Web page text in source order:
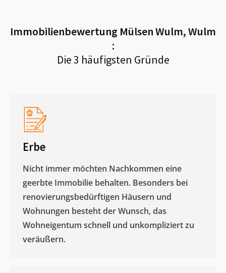
Immobilienbewertung Mülsen Wulm, Wulm
:
Die 3 häufigsten Gründe
Erbe
Nicht immer möchten Nachkommen eine
geerbte Immobilie behalten. Besonders bei
renovierungsbedürftigen Häusern und
Wohnungen besteht der Wunsch, das
Wohneigentum schnell und unkompliziert zu
veräußern. ​